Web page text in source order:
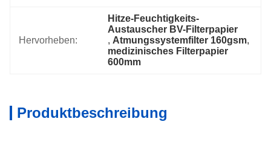
Hervorheben:
Hitze-Feuchtigkeits-
Austauscher BV-Filterpapier
, Atmungssystemfilter 160gsm
medizinisches Filterpapier
600mm
Produktbeschreibung